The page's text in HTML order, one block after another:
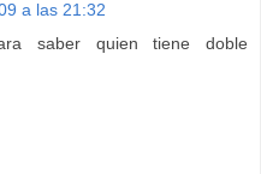
a las 21:32
saber quien tiene doble